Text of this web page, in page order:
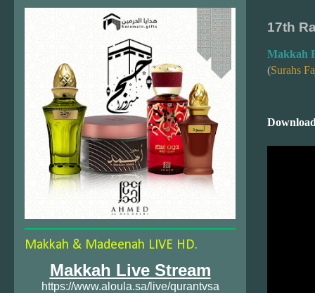
17th
Makkah
(Surahs
Makkah & Madeenah LIVE HD.
Makkah Live Stream
https://www.aloula.sa/live/qurantvsa